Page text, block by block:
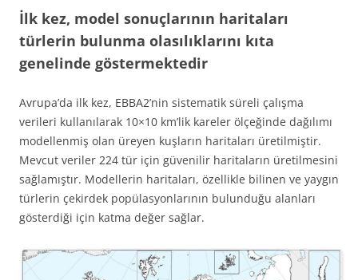
İlk kez, model sonuçlarının haritaları
türlerin bulunma olasılıklarını kıta
genelinde göstermektedir
Avrupa’da ilk kez, EBBA2’nin sistematik süreli çalışma
verileri kullanılarak 10×10 km’lik kareler ölçeğinde dağılımı
modellenmiş olan üreyen kuşların haritaları üretilmiştir.
Mevcut veriler 224 tür için güvenilir haritaların üretilmesini
sağlamıştır. Modellerin haritaları, özellikle bilinen ve yaygın
türlerin çekirdek popülasyonlarının bulunduğu alanları
gösterdiği için katma değer sağlar.